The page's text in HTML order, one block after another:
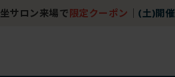
坐サロン来場で 限定クーポン (土)開